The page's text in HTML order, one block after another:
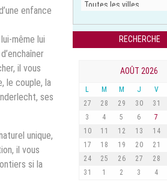
enfance
même lui
il vous
le couple, la
ses
unique,
il vous
si la
AOÛT 2026
L M M J V
27
28 29 30 31
3
4 5 6 7
10
11 12 13 14
17
18 19 20 21
24
25 26 27 28
31
1 2 3 4